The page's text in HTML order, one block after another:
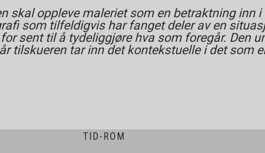
skal oppleve maleriet som en betraktning inn
som tilfeldigvis har fanget deler av en
sent til å tydeliggjøre hva som foregår. Den
tilskueren tar inn det kontekstuelle i det som
TID-ROM